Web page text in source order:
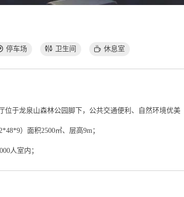
停车场 卫生间 休息室
位于龙泉山森林公园脚下，公共交通便利、自然环境优美
）面积2500㎡、层高9m；
人室内；